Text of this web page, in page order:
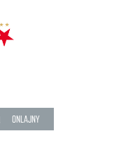
ONLAJNY